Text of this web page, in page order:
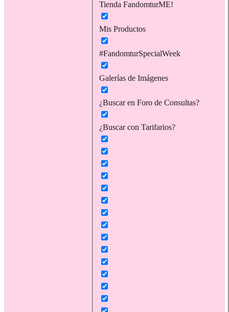
Tienda FandomturME!
Mis Productos
#FandomturSpecialWeek
Galerías de Imágenes
¿Buscar en Foro de Consultas?
¿Buscar con Tarifarios?